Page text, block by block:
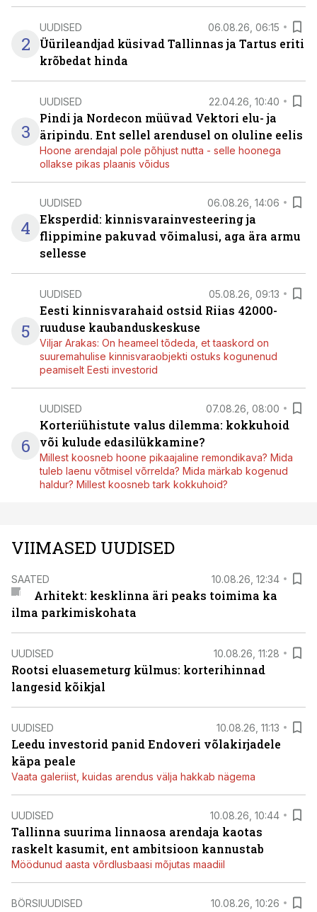
2
UUDISED 06.08.26, 06:15
Üürileandjad küsivad Tallinnas ja Tartus eriti
krõbedat hinda
3
UUDISED 22.04.26, 10:40
Pindi ja Nordecon müüvad Vektori elu- ja
äripindu. Ent sellel arendusel on oluline eelis
Hoone arendajal pole põhjust nutta - selle hoonega
ollakse pikas plaanis võidus
4
UUDISED 06.08.26, 14:06
Eksperdid: kinnisvarainvesteering ja
flippimine pakuvad võimalusi, aga ära armu
sellesse
5
UUDISED 05.08.26, 09:13
Eesti kinnisvarahaid ostsid Riias 42000-
ruuduse kaubanduskeskuse
Viljar Arakas: On heameel tõdeda, et taaskord on
suuremahulise kinnisvaraobjekti ostuks kogunenud
peamiselt Eesti investorid
6
UUDISED 07.08.26, 08:00
Korteriühistute valus dilemma: kokkuhoid
või kulude edasilükkamine?
Millest koosneb hoone pikaajaline remondikava? Mida
tuleb laenu võtmisel võrrelda? Mida märkab kogenud
haldur? Millest koosneb tark kokkuhoid?
VIIMASED UUDISED
SAATED 10.08.26, 12:34
Arhitekt: kesklinna äri peaks toimima ka
ilma parkimiskohata
UUDISED 10.08.26, 11:28
Rootsi eluasemeturg külmus: korterihinnad
langesid kõikjal
UUDISED 10.08.26, 11:13
Leedu investorid panid Endoveri võlakirjadele
käpa peale
Vaata galeriist, kuidas arendus välja hakkab nägema
UUDISED 10.08.26, 10:44
Tallinna suurima linnaosa arendaja kaotas
raskelt kasumit, ent ambitsioon kannustab
Möödunud aasta võrdlusbaasi mõjutas maadiil
BÖRSIUUDISED 10.08.26, 10:26